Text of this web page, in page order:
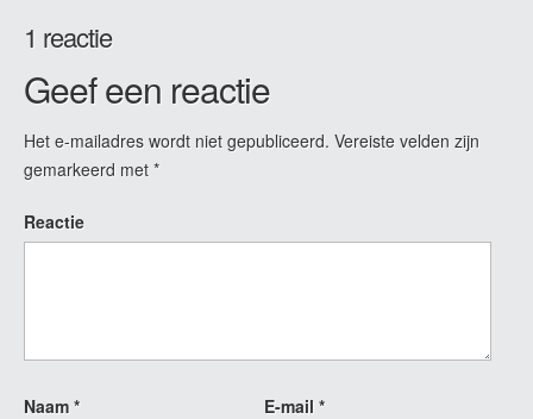
1 reactie
Geef een reactie
Het e-mailadres wordt niet gepubliceerd. Vereiste velden zijn
gemarkeerd met *
Reactie
Naam * E-mail *